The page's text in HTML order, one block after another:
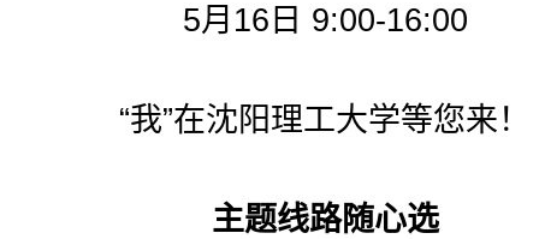
5月16日 9:00-16:00
“我”在沈阳理工大学等您来！
主题线路随心选